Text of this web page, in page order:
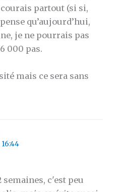
partout (si si,
qu’aujourd’hui,
je ne pourrais pas
000 pas.
mais ce sera sans
16:44
semaines, c'est peu